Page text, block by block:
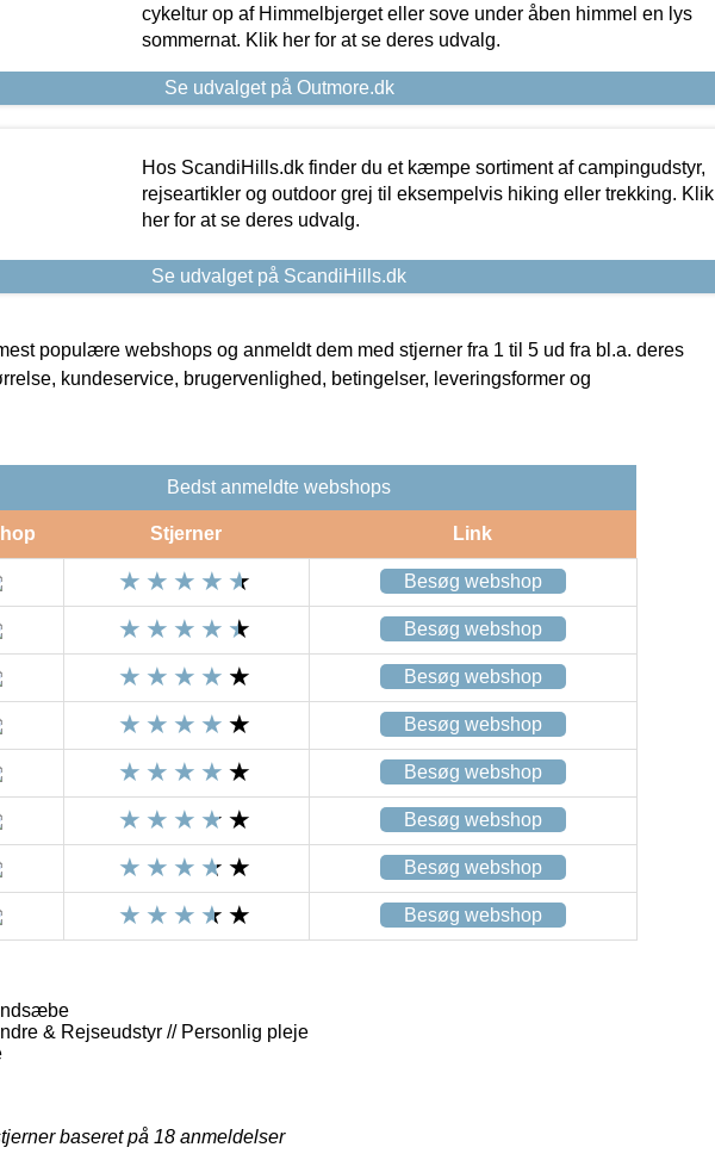
cykeltur op af Himmelbjerget eller sove under åben himmel en lys
sommernat. Klik her for at se deres udvalg.
Se udvalget på Outmore.dk
Hos ScandiHills.dk finder du et kæmpe sortiment af campingudstyr,
rejseartikler og outdoor grej til eksempelvis hiking eller trekking. Klik
her for at se deres udvalg.
Se udvalget på ScandiHills.dk
populære webshops og anmeldt dem med stjerner fra 1 til 5 ud fra bl.a. deres
kundeservice, brugervenlighed, betingelser, leveringsformer og
Bedst anmeldte webshops
Stjerner Link
Besøg webshop
Besøg webshop
Besøg webshop
Besøg webshop
Besøg webshop
Besøg webshop
Besøg webshop
Besøg webshop
& Rejseudstyr // Personlig pleje
baseret på 18 anmeldelser